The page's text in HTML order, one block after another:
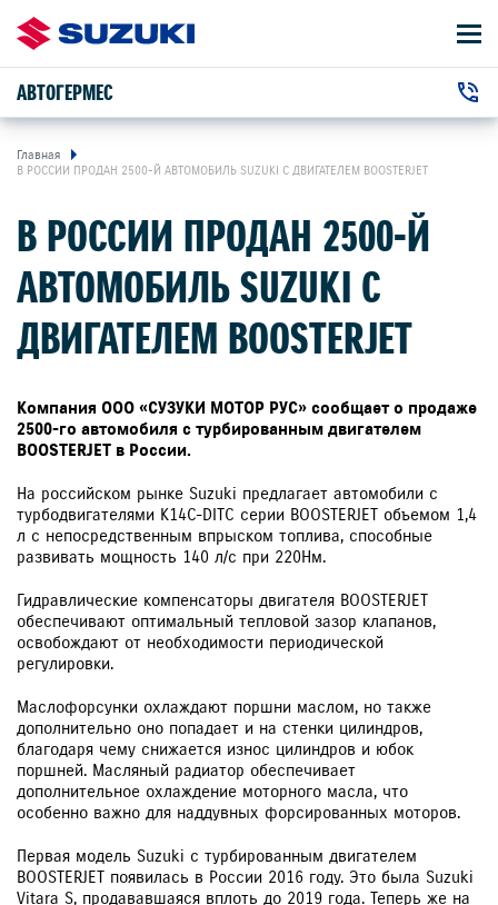
АВТОГЕРМЕС
г. Москва, МКАД, 44-й километр , 1
г. Москва, шоссе Энтузиастов , 59 +7 (495) 011-41-23
АВТОМОБИЛИ
ВЛАДЕЛЬЦАМ
О КОМПАНИИ
КОНТАКТЫ
НОВОСТИ
ЗАКАЗАТЬ ЗВОНОК
Главная
В РОССИИ ПРОДАН 2500-Й АВТОМОБИЛЬ SUZUKI С ДВИГАТЕЛЕМ BOOSTERJET
В РОССИИ ПРОДАН 2500-Й
АВТОМОБИЛЬ SUZUKI С
ДВИГАТЕЛЕМ BOOSTERJET
Компания ООО «СУЗУКИ МОТОР РУС» сообщает о продаже
2500-го автомобиля с турбированным двигателем
BOOSTERJET в России.
На российском рынке Suzuki предлагает автомобили с
турбодвигателями К14С-DITC серии BOOSTERJET объемом 1,4
л с непосредственным впрыском топлива, способные
развивать мощность 140 л/с при 220Нм.
Гидравлические компенсаторы двигателя BOOSTERJET
обеспечивают оптимальный тепловой зазор клапанов,
освобождают от необходимости периодической
регулировки.
Маслофорсунки охлаждают поршни маслом, но также
дополнительно оно попадает и на стенки цилиндров,
благодаря чему снижается износ цилиндров и юбок
поршней. Масляный радиатор обеспечивает
дополнительное охлаждение моторного масла, что
особенно важно для наддувных форсированных моторов.
Первая модель Suzuki с турбированным двигателем
BOOSTERJET появилась в России 2016 году. Это была Suzuki
Vitara S, продававшаяся вплоть до 2019 года. Теперь же на